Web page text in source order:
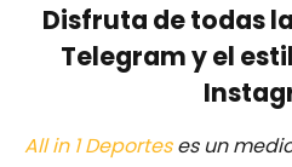
Disfruta de todas
Telegram y el
All in 1 Deporteses un